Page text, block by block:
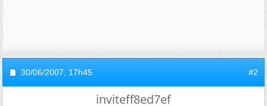
30/06/2007, 17h45 #2
inviteff8ed7ef